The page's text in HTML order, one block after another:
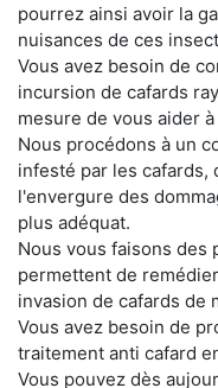
pourrez ainsi avoir la
nuisances de ces
Vous avez besoin de
incursion de cafards
mesure de vous aider
Nous procédons à un
infesté par les cafards,
l'envergure des
plus adéquat.
Nous vous faisons des
permettent de
invasion de cafards de
Vous avez besoin de
traitement anti cafard
Vous pouvez dès